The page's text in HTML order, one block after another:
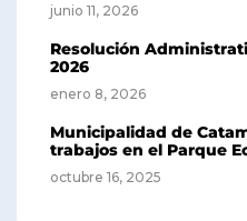
junio 11, 2026
Resolución
2026
enero 8, 2026
Municipalidad de
trabajos en el Parque
octubre 16, 2025